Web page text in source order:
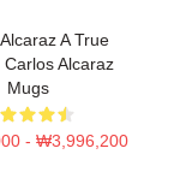
Alcaraz A True
Carlos Alcaraz
Mugs
- ₩3,996,200